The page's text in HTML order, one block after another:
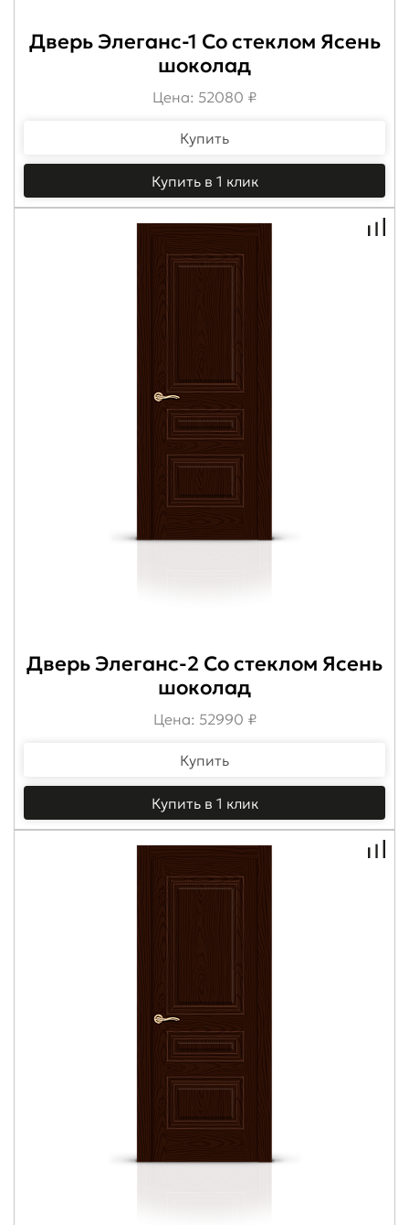
Дверь Элеганс-1 Со стеклом Ясень
шоколад
Цена: 52080 ₽
Купить
Купить в 1 клик
Дверь Элеганс-2 Со стеклом Ясень
шоколад
Цена: 52990 ₽
Купить
Купить в 1 клик